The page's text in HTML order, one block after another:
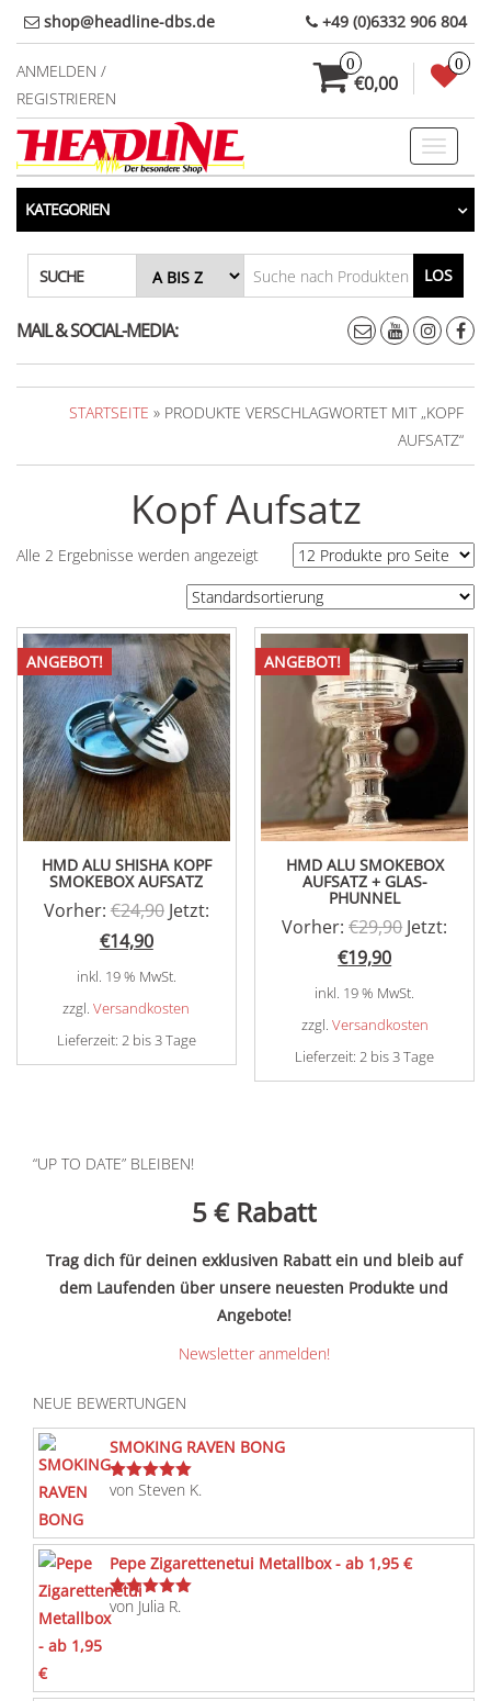
Direkt
zum
Inhalt
shop@headline-dbs.de +49 (0)6332 906 804
ANMELDEN /
REGISTRIEREN
0
€0,00
0
Toggle
KATEGORIEN
SUCHE LOS
MAIL & SOCIAL-MEDIA:
STARTSEITE » PRODUKTE VERSCHLAGWORTET MIT „KOPF
AUFSATZ“
Kopf Aufsatz
Alle 2 Ergebnisse werden angezeigt
ANGEBOT!
HMD ALU SHISHA KOPF
SMOKEBOX AUFSATZ
Vorher: €24,90 Ursprünglicher
war:
€24,90
Jetzt:
€14,90Aktueller
Preis
ist:
€14,90.
inkl. 19 % MwSt.
zzgl.Versandkosten
Lieferzeit: 2 bis 3 Tage
ANGEBOT!
HMD ALU SMOKEBOX
AUFSATZ + GLAS-
PHUNNEL
Vorher: €29,90
war:
€29,90
Jetzt:
€19,90Aktueller
Preis
ist:
€19,90.
inkl. 19 % MwSt.
zzgl. Versandkosten
Lieferzeit:2 bis 3 Tage
“UP TO DATE” BLEIBEN!
5 € Rabatt
Trag dich für deinen exklusiven Rabatt ein und bleib auf
dem Laufenden über unsere neuesten Produkte und
Angebote!
Newsletter anmelden!
NEUE BEWERTUNGEN
SMOKING RAVEN BONG
Bewertet
von Steven K.
Pepe Zigarettenetui Metallbox - ab 1,95 €
Bewertet
mit
von Julia R.